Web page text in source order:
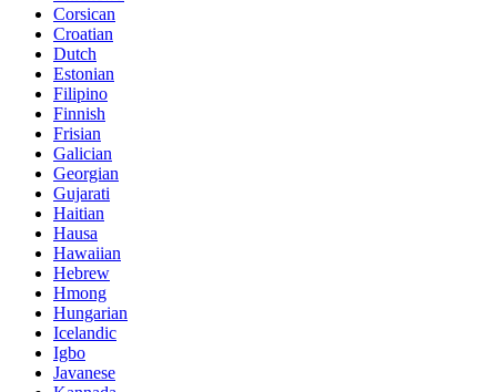
Corsican
Croatian
Dutch
Estonian
Filipino
Finnish
Frisian
Galician
Georgian
Gujarati
Haitian
Hausa
Hawaiian
Hebrew
Hmong
Hungarian
Icelandic
Igbo
Javanese